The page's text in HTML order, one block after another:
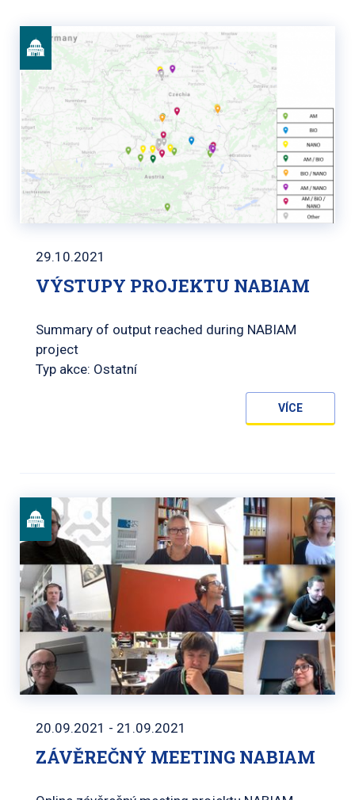
29.10.2021
VÝSTUPY PROJEKTU NABIAM
Summary of output reached during NABIAM
project
Typ akce: Ostatní
VÍCE
20.09.2021 - 21.09.2021
ZÁVĚREČNÝ MEETING NABIAM